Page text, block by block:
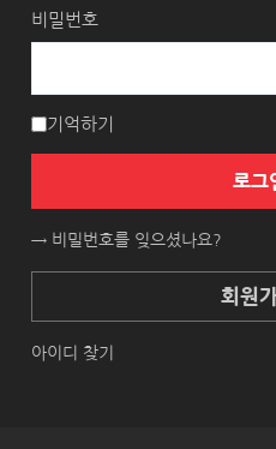
비밀번호
기억하기
로그
→ 비밀번호를 잊으셨나요?
회원
아이디 찾기